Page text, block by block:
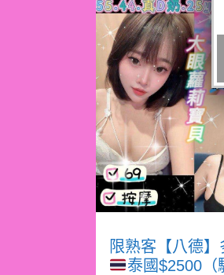
限熟客【八德】
泰國$2500（